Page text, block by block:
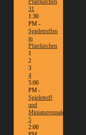
Pfarrkirchen
31
1:30
PM -
Spieletreffen
in
Pfarrkirchen
1
2
3
4
5:00
PM -
Spieletreff
und
Miniaturenmalen/Tabletop
5
2:00